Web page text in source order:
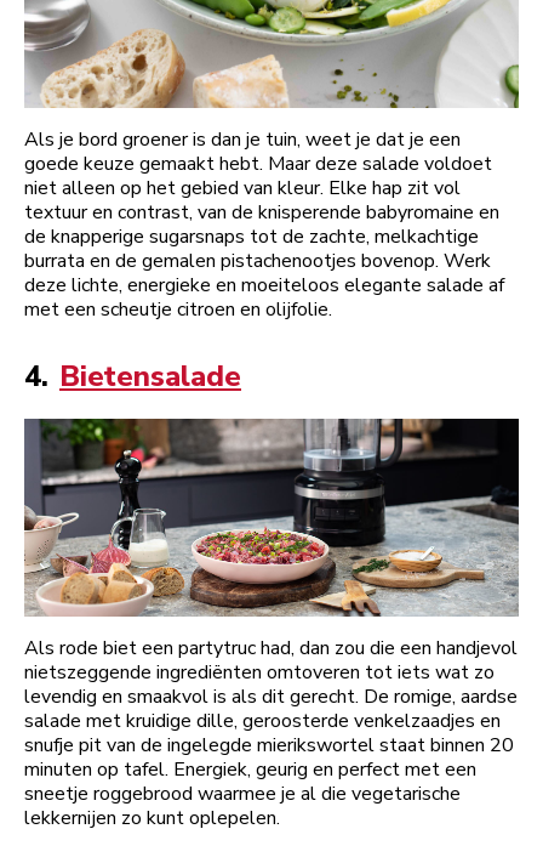
Als je bord groener is dan je tuin, weet je dat je een
goede keuze gemaakt hebt. Maar deze salade voldoet
niet alleen op het gebied van kleur. Elke hap zit vol
textuur en contrast, van de knisperende babyromaine en
de knapperige sugarsnaps tot de zachte, melkachtige
burrata en de gemalen pistachenootjes bovenop. Werk
deze lichte, energieke en moeiteloos elegante salade af
met een scheutje citroen en olijfolie.
4. Bietensalade
Als rode biet een partytruc had, dan zou die een handjevol
nietszeggende ingrediënten omtoveren tot iets wat zo
levendig en smaakvol is als dit gerecht. De romige, aardse
salade met kruidige dille, geroosterde venkelzaadjes en
snufje pit van de ingelegde mierikswortel staat binnen 20
minuten op tafel. Energiek, geurig en perfect met een
sneetje roggebrood waarmee je al die vegetarische
lekkernijen zo kunt oplepelen.